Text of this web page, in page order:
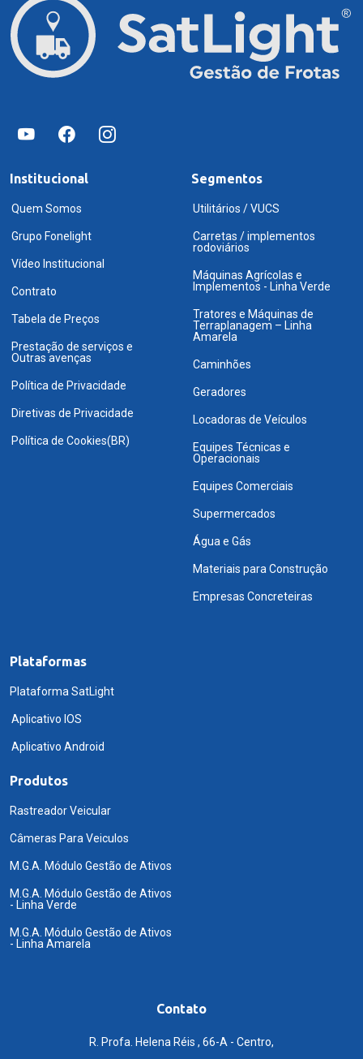
Institucional
Quem Somos
Grupo Fonelight
Vídeo Institucional
Contrato
Tabela de Preços
Prestação de serviços e
Outras avenças
Política de Privacidade
Diretivas de Privacidade
Política de Cookies(BR)
Segmentos
Utilitários / VUCS
Carretas / implementos
rodoviários
Máquinas Agrícolas e
Implementos - Linha Verde
Tratores e Máquinas de
Terraplanagem – Linha
Amarela
Caminhões
Geradores
Locadoras de Veículos
Equipes Técnicas e
Operacionais
Equipes Comerciais
Supermercados
Água e Gás
Materiais para Construção
Empresas Concreteiras
Plataformas
Plataforma SatLight
Aplicativo IOS
Aplicativo Android
Produtos
Rastreador Veicular
Câmeras Para Veiculos
M.G.A. Módulo Gestão de Ativos
M.G.A. Módulo Gestão de Ativos
- Linha Verde
M.G.A. Módulo Gestão de Ativos
- Linha Amarela
Contato
R. Profa. Helena Réis , 66-A - Centro,